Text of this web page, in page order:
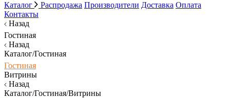
Каталог Распродажа Производители Доставка Оплата
Контакты
Назад
Гостиная
Назад
Каталог/Гостиная
Гостиная
Витрины
Назад
Каталог/Гостиная/Витрины